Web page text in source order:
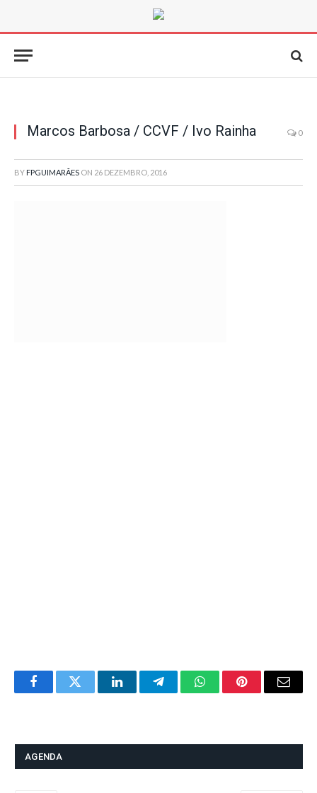
Marcos Barbosa / CCVF / Ivo Rainha 0
BY FPGUIMARÃES ON 26 DEZEMBRO, 2016
FacebookTwitter LinkedInTelegramWhatsAppPinterestEmail
AGENDA